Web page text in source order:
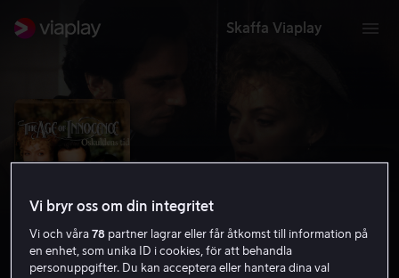
Skaffa Viaplay
Vi bryr oss om din integritet
Vi och våra78 partner lagrar eller får åtkomst till information på
en enhet, som unika ID i cookies, för att behandla
personuppgifter. Du kan acceptera eller hantera dina val